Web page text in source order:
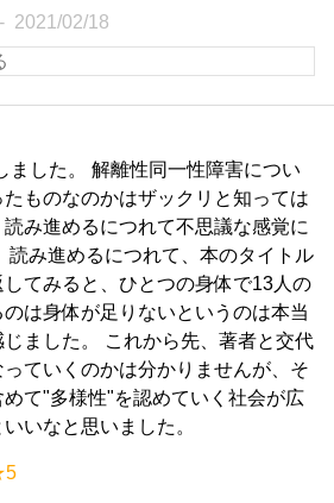
2021/02/18
ました。 解離性同一性障害につい
ものなのかはザックリと知っては
み進めるにつれて不思議な感覚に
読み進めるにつれて、本のタイトル
してみると、ひとつの身体で13人の
のは身体が足りないというのは本当
ました。 これから先、著者と交代
っていくのかは分かりませんが、そ
めて"多様性"を認めていく社会が広
いなと思いました。